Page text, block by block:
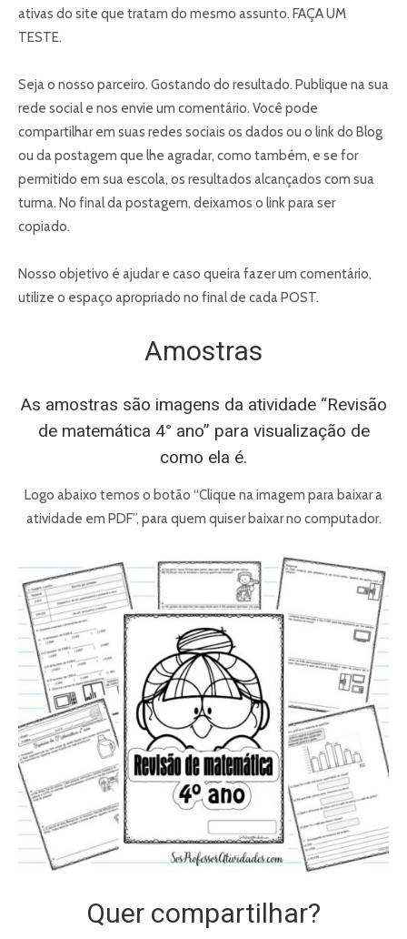
ativas do site que tratam do mesmo assunto. FAÇA UM
TESTE.
Seja o nosso parceiro. Gostando do resultado. Publique na sua
rede social e nos envie um comentário. Você pode
compartilhar em suas redes sociais os dados ou o link do Blog
ou da postagem que lhe agradar, como também, e se for
permitido em sua escola, os resultados alcançados com sua
turma. No final da postagem, deixamos o link para ser
copiado.
Nosso objetivo é ajudar e caso queira fazer um comentário,
utilize o espaço apropriado no final de cada POST.
Amostras
As amostras são imagens da atividade “Revisão
de matemática 4° ano” para visualização de
como ela é.
Logo abaixo temos o botão “Clique na imagem para baixar a
atividade em PDF”, para quem quiser baixar no computador.
Quer compartilhar?